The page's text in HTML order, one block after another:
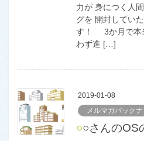
力が 身につく人
グを 開封してい
す！ 3か月で本
わず進 […]
2019-01-08
メルマガバック
○○さんのOS